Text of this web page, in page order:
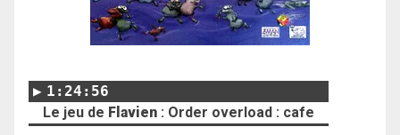
1:24:56
Le jeu de Flavien : Order overload : cafe